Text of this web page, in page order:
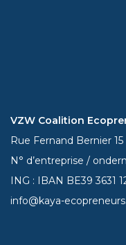
VZW Coalition
Rue Fernand Bernier
N° d’entreprise /
ING : IBAN BE393631
info@kaya-